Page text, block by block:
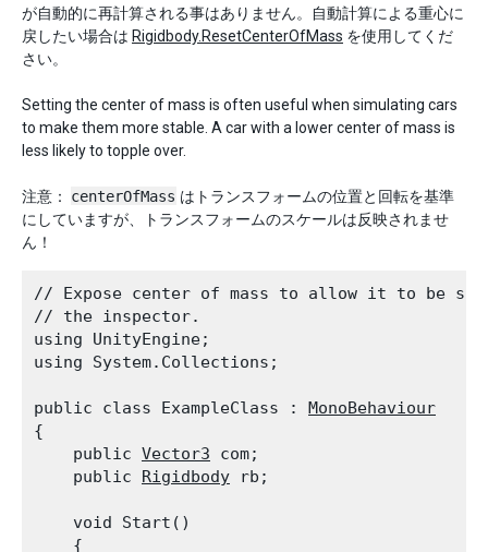
が自動的に再計算される事はありません。自動計算による重心に
戻したい場合は Rigidbody.ResetCenterOfMass を使用してくだ
さい。
Setting the center of mass is often useful when simulating cars
to make them more stable. A car with a lower center of mass is
less likely to topple over.
注意： centerOfMass はトランスフォームの位置と回転を基準
にしていますが、トランスフォームのスケールは反映されませ
ん！
// Expose center of mass to allow it to be set
// the inspector.
using UnityEngine;
using System.Collections;
public class ExampleClass : MonoBehaviour
{
    public
Vector3 com;
    public
Rigidbody rb;
    void Start()
    {